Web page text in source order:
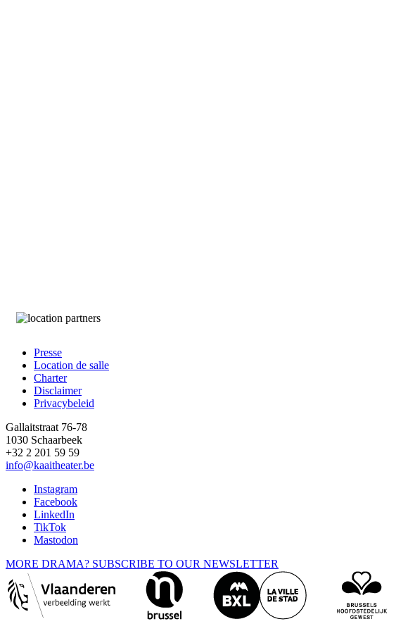
Footer
Presse
Location de salle
Charter
Disclaimer
Privacybeleid
Gallaitstraat 76-78
1030 Schaarbeek
+32 2 201 59 59
info@kaaitheater.be
Instagram
Facebook
LinkedIn
TikTok
Mastodon
MORE DRAMA? SUBSCRIBE TO OUR NEWSLETTER